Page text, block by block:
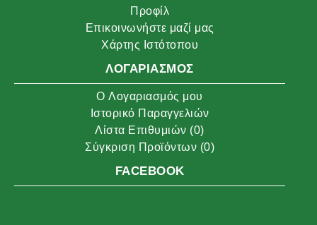
Προφίλ
Επικοινωνήστε μαζί μας
Χάρτης Ιστότοπου
ΛΟΓΑΡΙΑΣΜΌΣ
O Λογαριασμός μου
Ιστορικό Παραγγελιών
Λίστα Επιθυμιών (0)
Σύγκριση Προϊόντων (0)
FACEBOOK